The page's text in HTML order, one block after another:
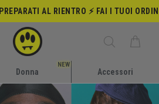
PREPARATI AL RIENTRO ⚡️ FAI I TUOI
Donna
NEW
Accessori